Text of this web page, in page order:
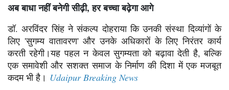
अब बाधा नहीं बनेगी सीढ़ी, हर बच्चा बढ़ेगा आगे
डॉ. अरविंदर सिंह ने संकल्प दोहराया कि उनकी संस्था दिव्यांगों के
लिए 'सुगम्य वातावरण' और उनके अधिकारों के लिए निरंतर कार्य
करती रहेगी।यह पहल न केवल सुगम्यता को बढ़ावा देती है, बल्कि
एक समावेशी और सशक्त समाज के निर्माण की दिशा में एक मजबूत
कदम भी है। Udaipur Breaking News